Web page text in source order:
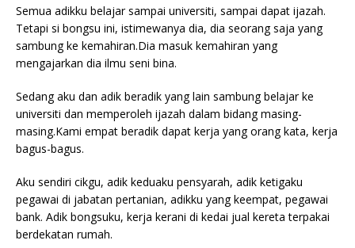
Semua adikku belajar sampai universiti, sampai dapat ijazah.
Tetapi si bongsu ini, istimewanya dia, dia seorang saja yang
sambung ke kemahiran.Dia masuk kemahiran yang
mengajarkan dia ilmu seni bina.
Sedang aku dan adik beradik yang lain sambung belajar ke
universiti dan memperoleh ijazah dalam bidang masing-
masing.Kami empat beradik dapat kerja yang orang kata, kerja
bagus-bagus.
Aku sendiri cikgu, adik keduaku pensyarah, adik ketigaku
pegawai di jabatan pertanian, adikku yang keempat, pegawai
bank. Adik bongsuku, kerja kerani di kedai jual kereta terpakai
berdekatan rumah.